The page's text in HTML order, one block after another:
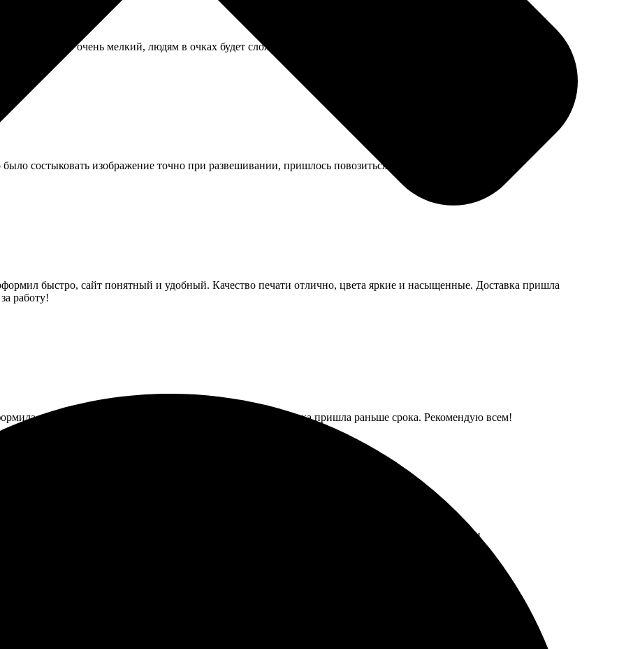
шрифт дат очень мелкий, людям в очках будет сложно разглядеть. Сами фото, конечно, четкие.
состыковать изображение точно при развешивании, пришлось повозиться. А так эффектно.
быстро, сайт понятный и удобный. Качество печати отлично, цвета яркие и насыщенные. Доставка пришла
работу!
заказ. Качество картинки просто потрясающее! Доставка пришла раньше срока. Рекомендую всем!
Качество впечатляет, цвета яркие. Оплатила, через несколько дней забрала. Рекомендую всем!